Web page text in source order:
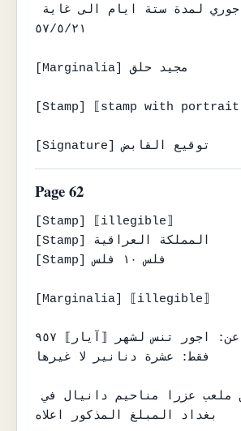
٥٧/٥/٢١
[Marginalia] مجيد حلق
[Stamp] ⟦stamp with portrait⟧
[Signature] توقيع القابض
Page 62
[Stamp] ⟦illegible⟧
[Stamp] المملكة العراقية
[Stamp] فلس ١٠ فلس
[Marginalia] ⟦illegible⟧
وذلك عن: اجور تنس لشهر ⟦آيار⟧ ٩٥٧
فقط: عشرة دنانير لا غيرها
استلمت من ملعب عزرا مناحيم دانيال في
بغداد المبلغ المذكور اعلاه